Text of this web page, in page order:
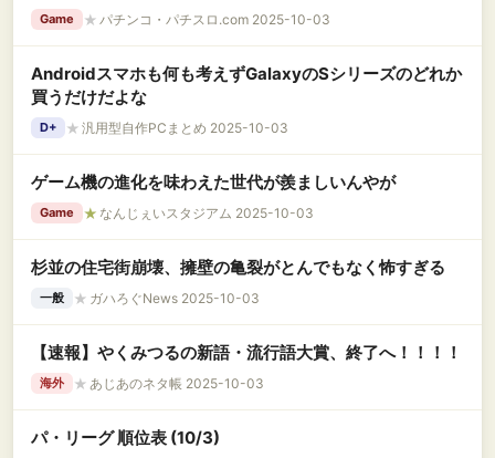
Game ★ パチンコ・パチスロ.com 2025-10-03
Androidスマホも何も考えずGalaxyのSシリーズのどれか
買うだけだよな
D+ ★ 汎用型自作PCまとめ 2025-10-03
ゲーム機の進化を味わえた世代が羨ましいんやが
Game ★ なんじぇいスタジアム 2025-10-03
杉並の住宅街崩壊、擁壁の亀裂がとんでもなく怖すぎる
一般 ★ ガハろぐNews 2025-10-03
【速報】やくみつるの新語・流行語大賞、終了へ！！！！
海外 ★ あじあのネタ帳 2025-10-03
パ・リーグ 順位表 (10/3)